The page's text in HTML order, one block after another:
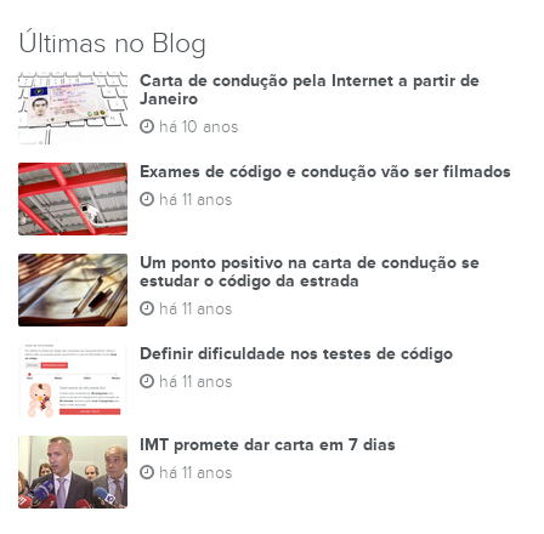
Últimas no Blog
Carta de condução pela Internet a partir de
Janeiro
há 10 anos
Exames de código e condução vão ser filmados
há 11 anos
Um ponto positivo na carta de condução se
estudar o código da estrada
há 11 anos
Definir dificuldade nos testes de código
há 11 anos
IMT promete dar carta em 7 dias
há 11 anos